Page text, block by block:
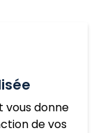
vous donne
de vos